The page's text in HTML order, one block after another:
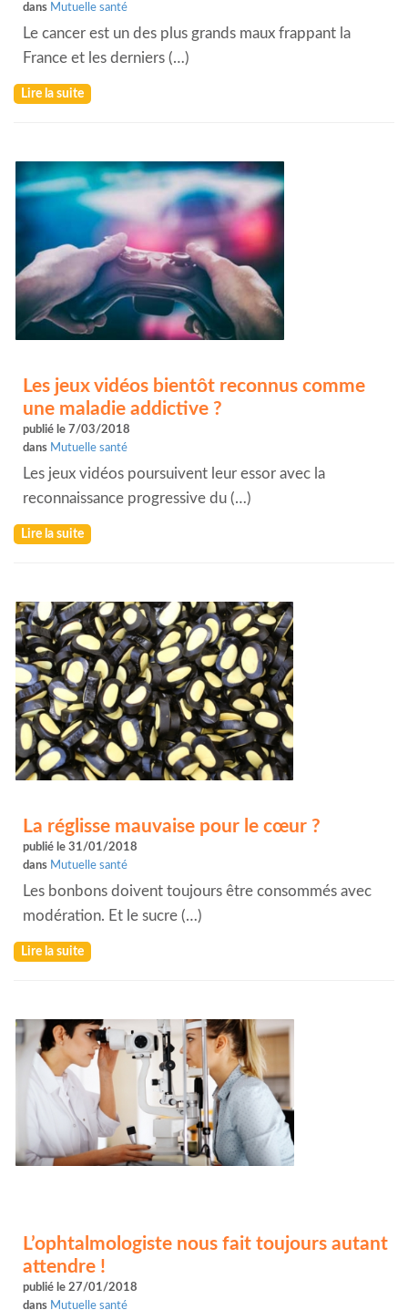
dans Mutuelle santé
Le cancer est un des plus grands maux frappant la
France et les derniers (…)
Lire la suite
Les jeux vidéos bientôt reconnus comme
une maladie addictive ?
publié le 7/03/2018
dans Mutuelle santé
Les jeux vidéos poursuivent leur essor avec la
reconnaissance progressive du (…)
Lire la suite
La réglisse mauvaise pour le cœur ?
publié le 31/01/2018
dans Mutuelle santé
Les bonbons doivent toujours être consommés avec
modération. Et le sucre (…)
Lire la suite
L’ophtalmologiste nous fait toujours autant
attendre !
publié le 27/01/2018
dans Mutuelle santé